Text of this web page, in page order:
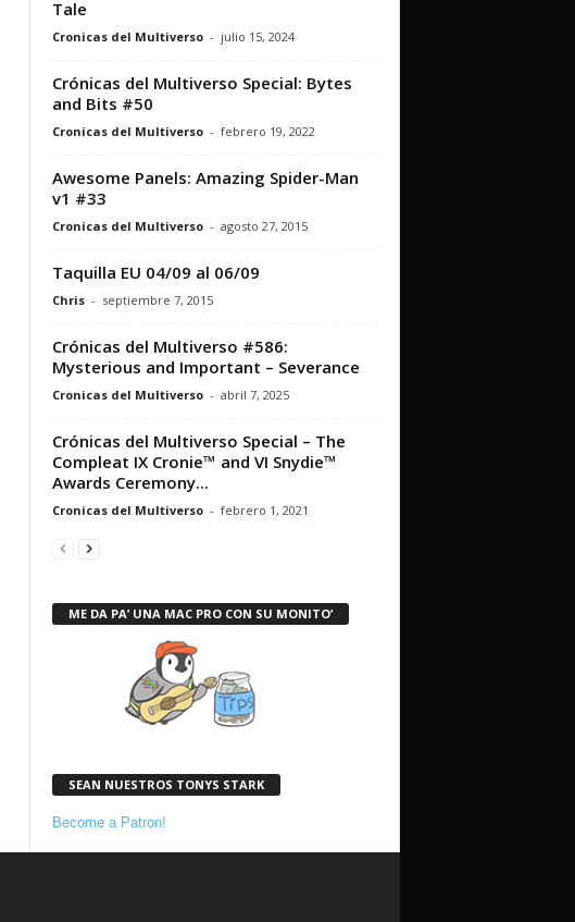
Tale
Cronicas del Multiverso - julio 15, 2024
Crónicas del Multiverso Special: Bytes
and Bits #50
Cronicas del Multiverso - febrero 19, 2022
Awesome Panels: Amazing Spider-Man
v1 #33
Cronicas del Multiverso - agosto 27, 2015
Taquilla EU 04/09 al 06/09
Chris - septiembre 7, 2015
Crónicas del Multiverso #586:
Mysterious and Important – Severance
Cronicas del Multiverso - abril 7, 2025
Crónicas del Multiverso Special – The
Compleat IX Cronie™ and VI Snydie™
Awards Ceremony...
Cronicas del Multiverso - febrero 1, 2021
ME DA PA’ UNA MAC PRO CON SU MONITO’
SEAN NUESTROS TONYS STARK
Become a Patron!